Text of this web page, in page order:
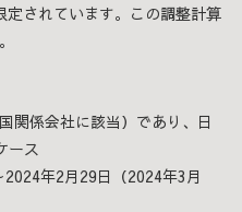
されています。この調整計算
関係会社に該当）であり、日
ース
年2月29日（2024年3月